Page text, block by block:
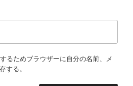
るためブラウザーに自分の名前、メ
する。